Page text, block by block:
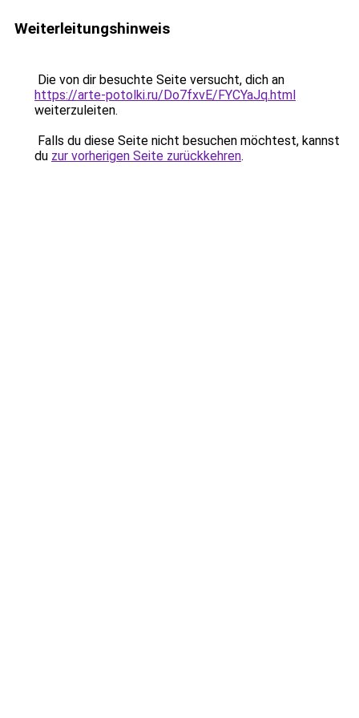
Weiterleitungshinweis
Die von dir besuchte Seite versucht, dich an
https://arte-potolki.ru/Do7fxvE/FYCYaJq.html
weiterzuleiten.
Falls du diese Seite nicht besuchen möchtest, kannst
du zur vorherigen Seite zurückkehren.